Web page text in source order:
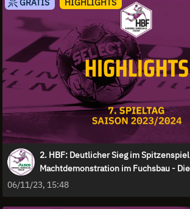
GRATIS HIGHLIGHTS
2. HBF: Deutlicher Sieg im
Machtdemonstration im Fuchsbau -
Spieltags
06/11/23, 15:48